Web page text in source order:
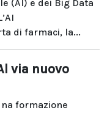
(AI) e dei Big Data
di farmaci, la...
via nuovo
formazione